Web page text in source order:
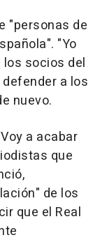
"personas de
"Yo
los socios del
a los
nuevo.
a acabar
que
de los
que el Real